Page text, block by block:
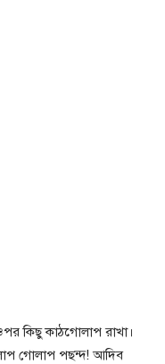
কিছু কাঠগোলাপ রাখা।
গোলাপ পছন্দ! আদিব